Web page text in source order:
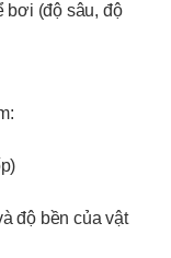
bơi (độ sâu, độ
độ bền của vật